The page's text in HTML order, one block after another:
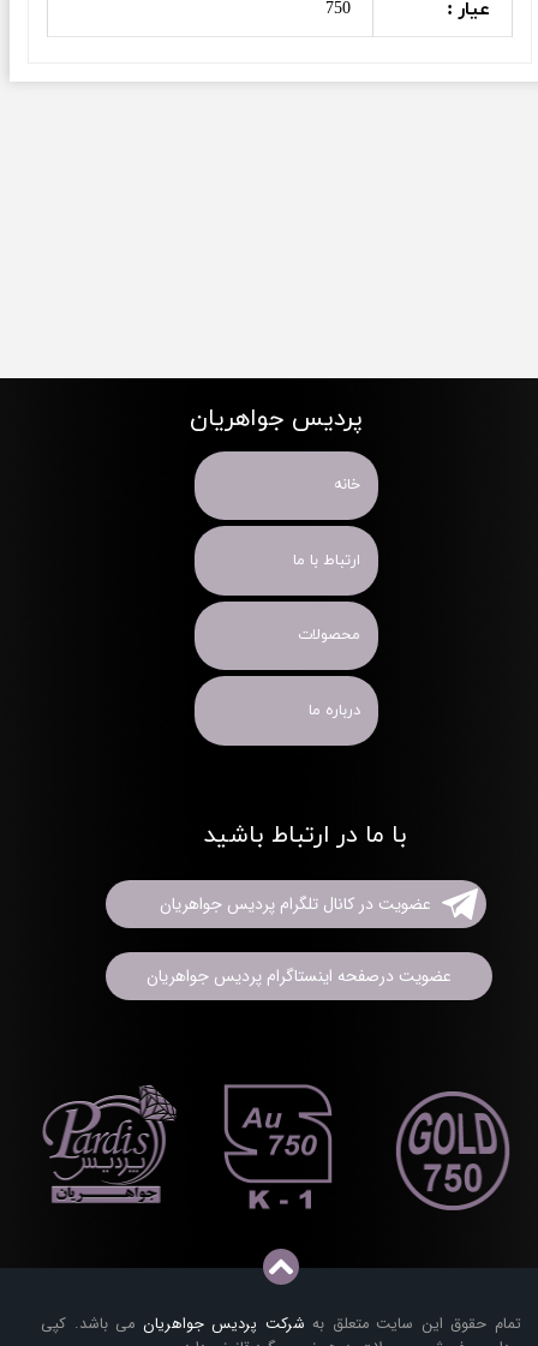
عیار : 750
تمام حقوق این سایت متعلق به شرکت پردیس جواهریان می باشد. کپی
پردیس جواهریان
خانه
ارتباط با ما
محصولات
درباره ما
با ما در ارتباط باشید
عضویت در کانال تلگرام پردیس جواهریان
عضویت درصفحه اینستاگرام پردیس جواهریان